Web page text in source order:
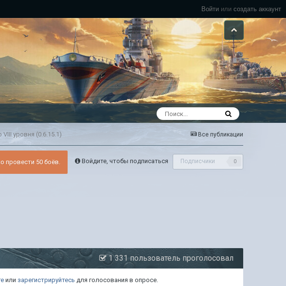
Войти или создать аккаунт
Все публикации
уровня (0.6.15.1)
Войдите, чтобы подписаться Подписчики 0
провести 50 боёв.
1 331 пользователь проголосовал
или зарегистрируйтесь для голосования в опросе.